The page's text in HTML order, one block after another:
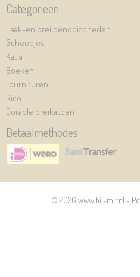
Categorieën
Haak-en brei benodigdheden
Scheepjes
Katia
Boeken
Fournituren
Rico
Durable breikatoen
Betaalmethodes
© 2026 www.bij-mir.nl -